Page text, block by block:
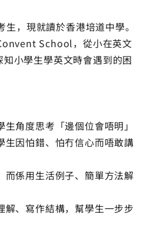
，現就讀於香港培道中學。
School，從小在英文
小學生學英文時會遇到的困
角度思考「邊個位會唔明」
生因怕錯、怕冇信心而唔敢講
而係用生活例子、簡單方法解
解、寫作結構，幫學生一步步